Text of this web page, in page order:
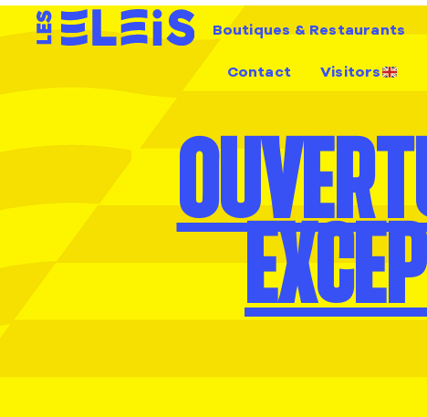
Boutiques & Restaurants
Contact Visitors